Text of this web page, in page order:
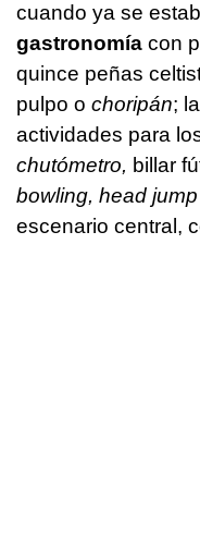
cuando ya se
gastronomía con
quince peñas
pulpo o choripán;
actividades para
chutómetro, billar
bowling, head
escenario central,